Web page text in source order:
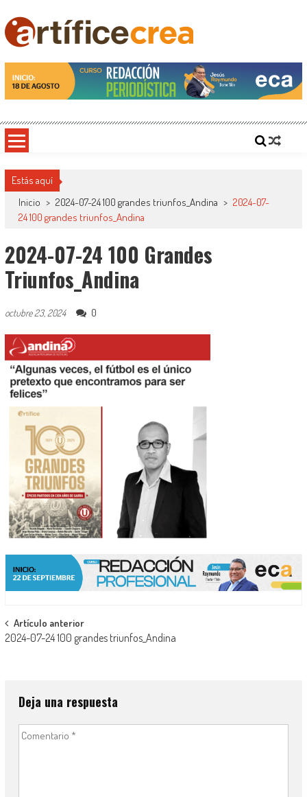
contenido
Artificecrea
Blog de Artífice Comunicadores, elaboramos contenidos periodísticos y editoriales en
diversos formatos, capacitamos en temas de comunicación y educación.
Estás aquí
Inicio > 2024-07-24 100 grandes triunfos_Andina > 2024-07-
24 100 grandes triunfos_Andina
2024-07-24 100 Grandes
Triunfos_Andina
octubre 23, 2024 0
Navegación
de
Artículo anterior
2024-07-24 100 grandes triunfos_Andina
Deja una respuesta